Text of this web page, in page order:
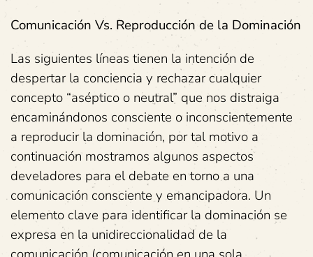
Comunicación Vs. Reproducción de la Dominación
Las siguientes líneas tienen la intención de
despertar la conciencia y rechazar cualquier
concepto “aséptico o neutral” que nos distraiga
encaminándonos consciente o inconscientemente
a reproducir la dominación, por tal motivo a
continuación mostramos algunos aspectos
develadores para el debate en torno a una
comunicación consciente y emancipadora. Un
elemento clave para identificar la dominación se
expresa en la unidireccionalidad de la